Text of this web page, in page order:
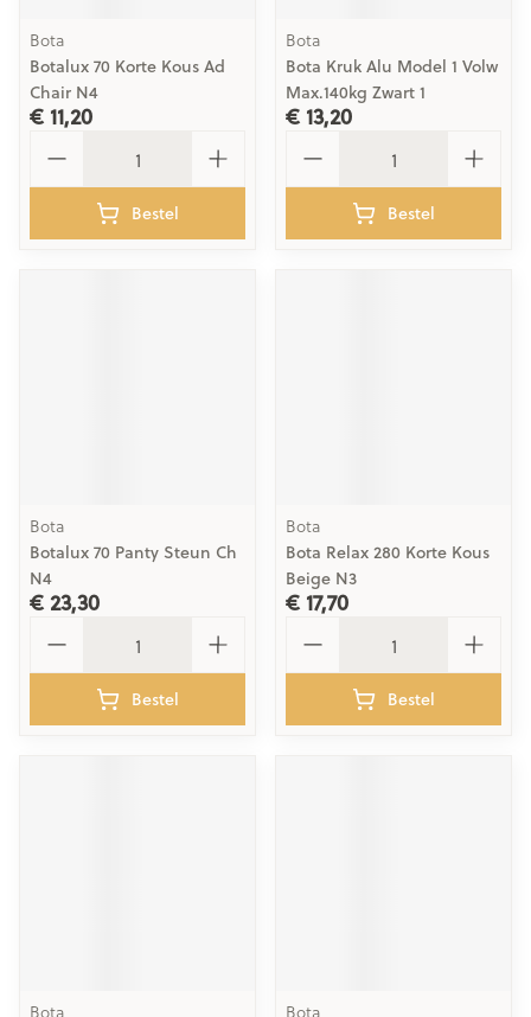
Bota
Botalux 70 Korte Kous Ad
Chair N4
€ 11,20
Bestel
Bota
Bota Kruk Alu Model 1 Volw
Max.140kg Zwart 1
€ 13,20
Bestel
Bota
Botalux 70 Panty Steun Ch
N4
€ 23,30
Bestel
Bota
Bota Relax 280 Korte Kous
Beige N3
€ 17,70
Bestel
Bota Bota